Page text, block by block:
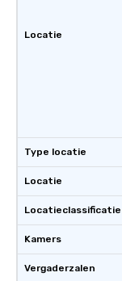
Locatie
Type locatie
Locatie
Locatieclassificatie
Kamers
Vergaderzalen